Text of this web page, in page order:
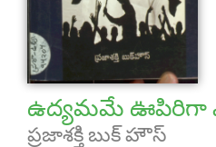
ఉద్యమమే ఊపిరిగా
ప్రజాశక్తి బుక్ హౌస్